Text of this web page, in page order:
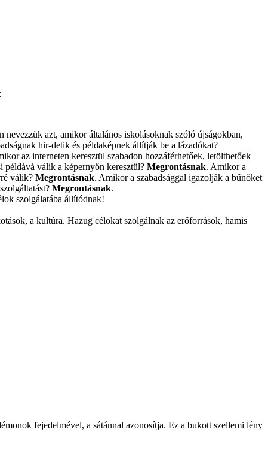
azt, amikor általános iskolásoknak szóló újságokban,
hir-detik és példaképnek állítják be a lázadókat?
az interneten keresztül szabadon hozzáférhetőek, letölthetőek
példává válik a képernyőn keresztül? Megrontásnak. Amikor a
válik? Megrontásnak. Amikor a szabadsággal igazolják a bűnöket
Megrontásnak.
szolgálatába állítódnak!
a kultúra. Hazug célokat szolgálnak az erőforrások, hamis
fejedelmével, a sátánnal azonosítja. Ez a bukott szellemi lény